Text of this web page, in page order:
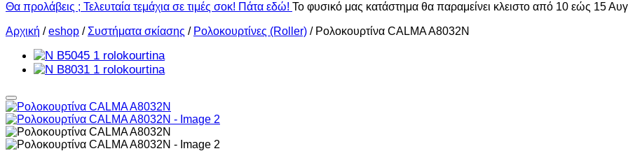
Θα προλάβεις ; Τελευταία τεμάχια σε τιμές σοκ! Πάτα εδώ! Το φυσικό μας κατάστημα θα παραμείνει κλειστο από 10 εώς 15
Αρχική /eshop / Συστήματα σκίασης / Ρολοκουρτίνες (Roller) / Ρολοκουρτίνα CALMA A8032N